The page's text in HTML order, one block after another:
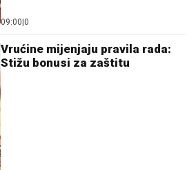
09:00 0
Vrućine mijenjaju pravila rada:
Stižu bonusi za zaštitu